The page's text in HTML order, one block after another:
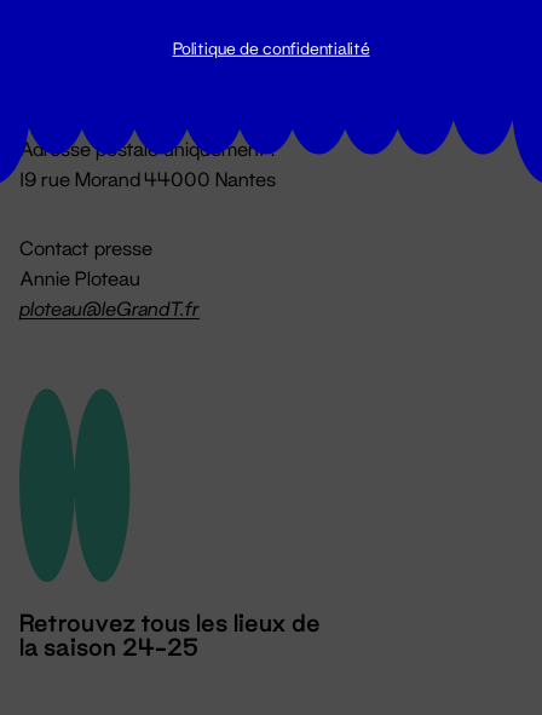
Du lundi au vendredi 14h → 18h
Adresse postale uniquement :
19 rue Morand 44000 Nantes
Contact presse
Annie Ploteau
ploteau@leGrandT.fr
Retrouvez tous les lieux de
la saison 24-25
Politique de confidentialité